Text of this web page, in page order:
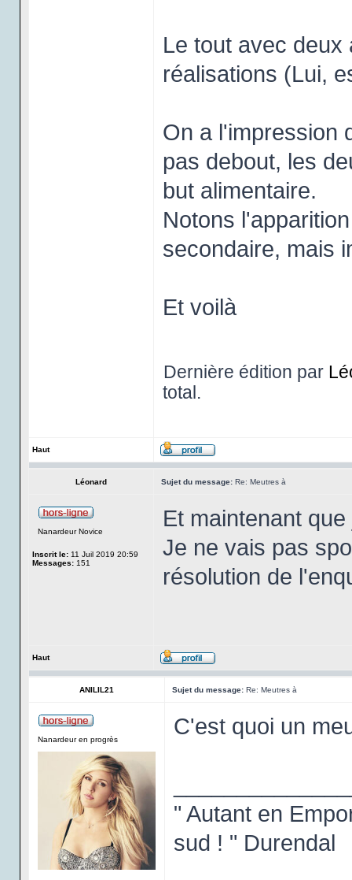
Le tout avec
réalisations (Lui,
On a l'impression
pas debout, les
but alimentaire.
Notons
secondaire, mais
Et voilà
Dernière édition par
total.
Haut
Léonard Sujet du message: Re: Meutres à
Nanardeur Novice
Inscrit le: 11 Juil 2019 20:59
Messages: 151
Et maintenant
Je ne vais pas
résolution de
Haut
ANILIL21 Sujet du message: Re: Meutres à
Nanardeur en progrès
C'est quoi un
" Autant en
sud ! " Durendal